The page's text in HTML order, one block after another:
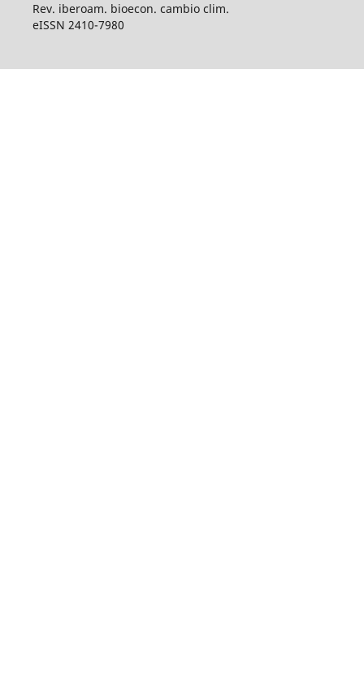
Rev. iberoam. bioecon. cambio clim.
eISSN 2410-7980